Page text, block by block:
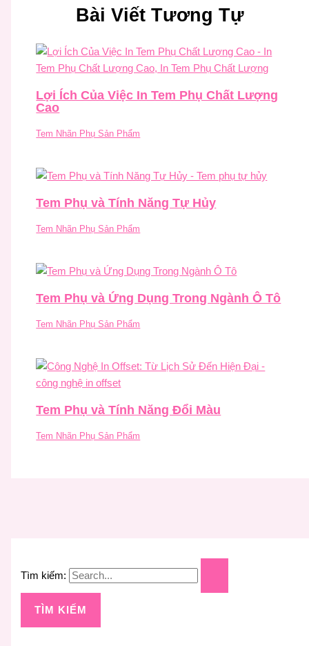
Tìm kiếm:
Bài Viết Tương Tự
Lợi Ích Của Việc In Tem Phụ Chất Lượng
Cao
Tem Nhãn Phụ Sản Phẩm
Tem Phụ và Tính Năng Tự Hủy
Tem Nhãn Phụ Sản Phẩm
Tem Phụ và Ứng Dụng Trong Ngành Ô Tô
Tem Nhãn Phụ Sản Phẩm
Tem Phụ và Tính Năng Đổi Màu
Tem Nhãn Phụ Sản Phẩm